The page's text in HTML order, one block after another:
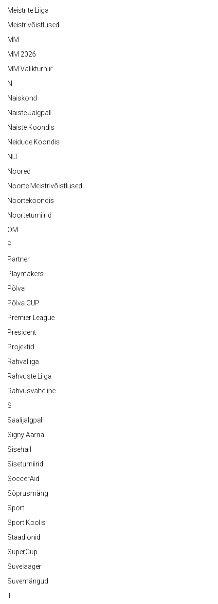
Meistrite Liiga
Meistrivõistlused
MM
MM 2026
MM Valikturniir
N
Naiskond
Naiste Jalgpall
Naiste Koondis
Neidude Koondis
NLT
Noored
Noorte Meistrivõistlused
Noortekoondis
Noorteturniirid
OM
P
Partner
Playmakers
Põlva
Põlva CUP
Premier League
President
Projektid
Rahvaliiga
Rahvuste Liiga
Rahvusvaheline
S
Saalijalgpall
Signy Aarna
Sisehall
Siseturniirid
SoccerAid
Sõprusmäng
Sport
Sport Koolis
Staadionid
SuperCup
Suvelaager
Suvemängud
T